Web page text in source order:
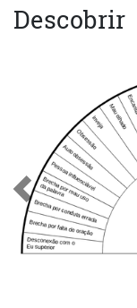
Descobrir